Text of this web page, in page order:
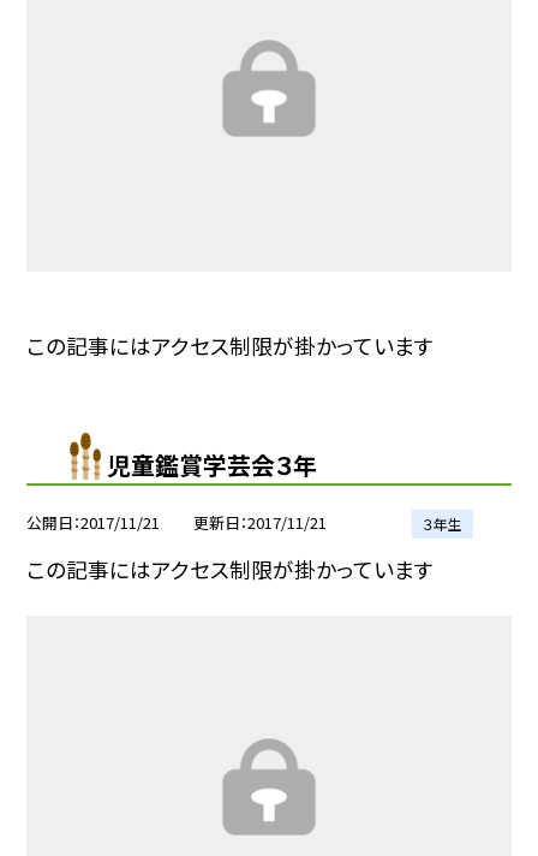
この記事にはアクセス制限が掛かっています
児童鑑賞学芸会３年
公開日 2017/11/21 更新日 2017/11/21 ３年生
この記事にはアクセス制限が掛かっています